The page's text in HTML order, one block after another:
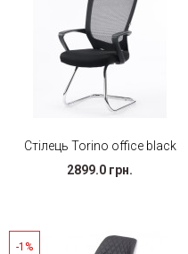
Стілець Torino office black
2899.0 грн.
-1%